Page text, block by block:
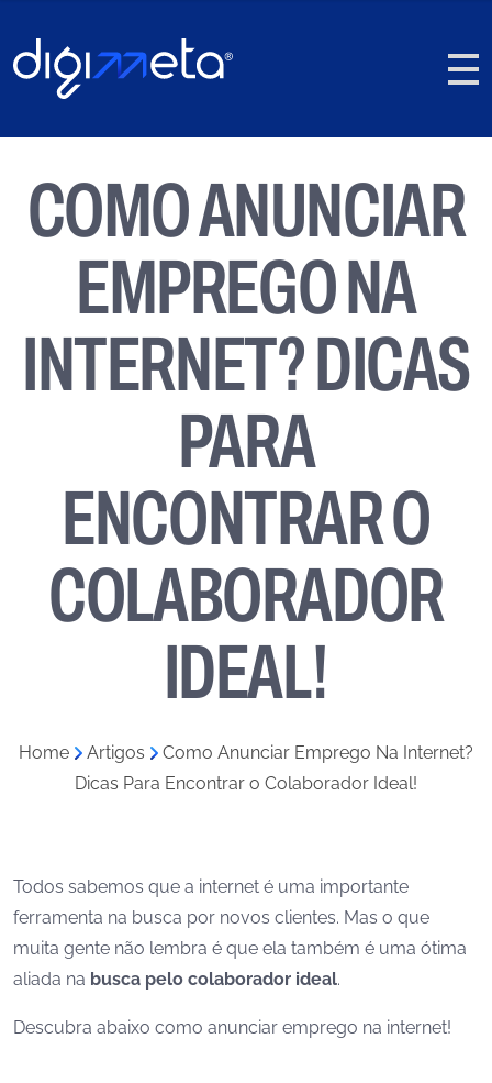
COMO ANUNCIAR
EMPREGO NA
INTERNET? DICAS
PARA
ENCONTRAR O
COLABORADOR
IDEAL!
Home » Artigos » Como Anunciar Emprego Na Internet?
Dicas Para Encontrar o Colaborador Ideal!
Todos sabemos que a internet é uma importante
ferramenta na busca por novos clientes. Mas o que
muita gente não lembra é que ela também é uma ótima
aliada na busca pelo colaborador ideal.
Descubra abaixo como anunciar emprego na internet!